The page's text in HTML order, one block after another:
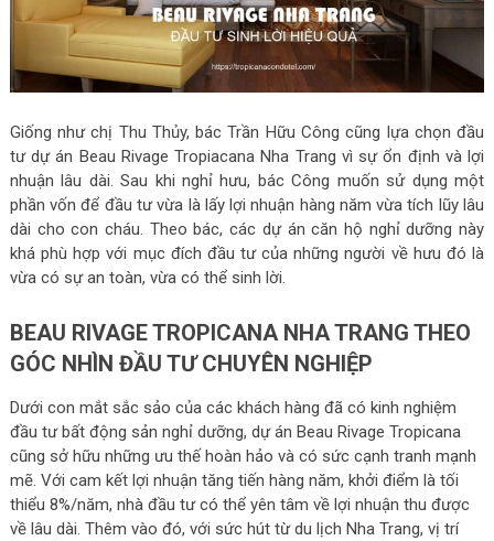
Giống như chị Thu Thủy, bác Trần Hữu Công cũng lựa chọn đầu
tư dự án Beau Rivage Tropiacana Nha Trang vì sự ổn định và lợi
nhuận lâu dài. Sau khi nghỉ hưu, bác Công muốn sử dụng một
phần vốn để đầu tư vừa là lấy lợi nhuận hàng năm vừa tích lũy lâu
dài cho con cháu. Theo bác, các dự án căn hộ nghỉ dưỡng này
khá phù hợp với mục đích đầu tư của những người về hưu đó là
vừa có sự an toàn, vừa có thể sinh lời.
BEAU RIVAGE TROPICANA NHA TRANG THEO
GÓC NHÌN ĐẦU TƯ CHUYÊN NGHIỆP
Dưới con mắt sắc sảo của các khách hàng đã có kinh nghiệm
đầu tư bất động sản nghỉ dưỡng, dự án Beau Rivage Tropicana
cũng sở hữu những ưu thế hoàn hảo và có sức cạnh tranh mạnh
mẽ. Với cam kết lợi nhuận tăng tiến hàng năm, khởi điểm là tối
thiểu 8%/năm, nhà đầu tư có thể yên tâm về lợi nhuận thu được
về lâu dài. Thêm vào đó, với sức hút từ du lịch Nha Trang, vị trí